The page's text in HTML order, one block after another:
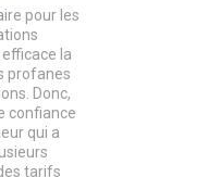
pour les
la
profanes
Donc,
confiance
qui a
tarifs